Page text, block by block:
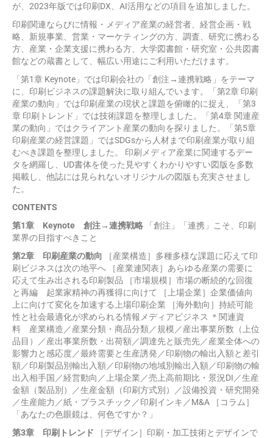
が、2023年版では印刷DX、AI活用などの項目を追加しました。
印刷関連ならびに情報・メディア産業の経営者、経営企画・戦
略、新規事業、営業・マーケティングの方、調査、研究に携わる
方、産業・企業支援に携わる方、大学図書館・研究室・公共図書
館などの蔵書として、幅広い用途にご利用いただけます。
「第1章 Keynote」では印刷会社の「創注→連携戦略」をテーマ
に、印刷ビジネスの課題解決に取り組んでいます。「第2章 印刷
産業の動向」では印刷産業の現状と課題を俯瞰的に捉え、「第3
章 印刷トレンド」では技術課題を整理しました。「第4章 関連産
業の動向」ではクライアント産業の動向を探りました。「第5章
印刷産業の経営課題」ではSDGsから人材まで印刷産業が取り組
むべき課題を整理しました。 印刷メディア産業に関連するデー
タを網羅し、UD書体を使った見やすくわかりやすい図版を多数
掲載し、他誌には見られないオリジナルの図版も充実させまし
た。
CONTENTS
第1章 Keynote 創注→連携戦略 「創注」「連携」こそ、印刷
業界の目指すべきこと
第2章 印刷産業の動向 ［産業構造］多種多様な課題に応えて印
刷ビジネスは次の地平へ ［産業連関表］あらゆる産業の需要に
応えて生み出される印刷製品 ［市場規模］市場の断続的な回復
と再編 起業家精神の再獲得に向けて ［上場企業］企業価値向
上に向けて変化を加速する上場印刷企業 ［海外動向］持続可能
性と社会最適化が求められる情報メディアビジネス ＊関連資
料 産業構造／産業分類・商品分類／規模／産出事業所数（上位
品目）／産出事業所数・出荷額／調達先と販売先／産業全体への
影響力と感応度／最終需要と生産誘発／印刷物の輸出入額と差引
額／印刷製品別輸出入額／印刷物の地域別輸出入額／印刷物の輸
出入相手国／経営動向／上場企業／売上高前期比・景況DI／生産
金額（製品別）／生産金額（印刷方式別）／設備投資・研究開発
／生産能力／紙・プラスチック／印刷インキ／M&A ［コラム］
「あなたの色眼鏡は、何色ですか？」
第3章 印刷トレンド ［デザイン］印刷・加工技術とデザインで